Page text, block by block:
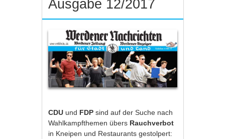
Ausgabe 12/2017
CDU und FDP sind auf der Suche nach
Wahlkampfthemen übers Rauchverbot
in Kneipen und Restaurants gestolpert: